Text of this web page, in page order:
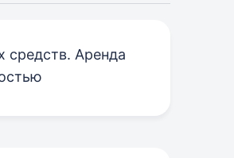
средств. Аренда